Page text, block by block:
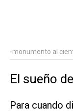
-monumento al
El sueño
Para cuando